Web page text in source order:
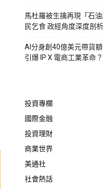
馬杜羅被生擒再現「石
民乞食 政經角度深度剖析
AI分身創40億美元帶貨
引爆 IP X 電商工業革命？
投資專欄
國際金融
投資理財
商業世界
美通社
社會熱話